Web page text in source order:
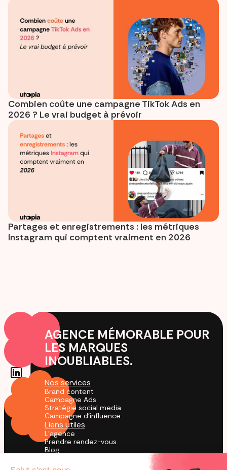
Combien coûte une campagne TikTok Ads en
2026 ? Le vrai budget à prévoir
Partages et enregistrements : les métriques
Instagram qui comptent vraiment en 2026
AGENCE MÉMORABLE POUR
LES MARQUES
INOUBLIABLES.
Nos services
Brand content
Campagne Ads
Stratégie social media
Campagne d'influence
Liens utiles
L'agence
Prendre rendez-vous
Blog
Agence TikTok